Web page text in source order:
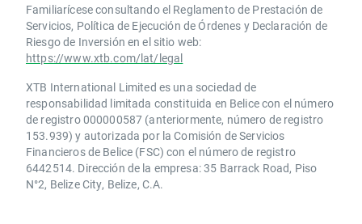
Familiarícese consultando el Reglamento de Prestación de
Servicios, Política de Ejecución de Órdenes y Declaración de
Riesgo de Inversión en el sitio web:
https://www.xtb.com/lat/legal
XTB International Limited es una sociedad de
responsabilidad limitada constituida en Belice con el número
de registro 000000587 (anteriormente, número de registro
153.939) y autorizada por la Comisión de Servicios
Financieros de Belice (FSC) con el número de registro
6442514. Dirección de la empresa: 35 Barrack Road, Piso
N°2, Belize City, Belize, C.A.